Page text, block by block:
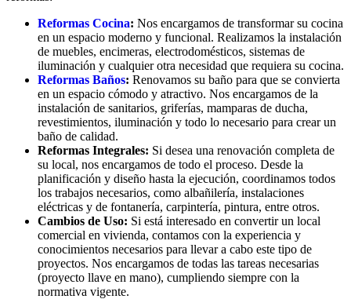
Reformas Cocina: Nos encargamos de transformar su cocina
en un espacio moderno y funcional. Realizamos la instalación
de muebles, encimeras, electrodomésticos, sistemas de
iluminación y cualquier otra necesidad que requiera su cocina.
Reformas Baños: Renovamos su baño para que se convierta
en un espacio cómodo y atractivo. Nos encargamos de la
instalación de sanitarios, griferías, mamparas de ducha,
revestimientos, iluminación y todo lo necesario para crear un
baño de calidad.
Reformas Integrales: Si desea una renovación completa de
su local, nos encargamos de todo el proceso. Desde la
planificación y diseño hasta la ejecución, coordinamos todos
los trabajos necesarios, como albañilería, instalaciones
eléctricas y de fontanería, carpintería, pintura, entre otros.
Cambios de Uso: Si está interesado en convertir un local
comercial en vivienda, contamos con la experiencia y
conocimientos necesarios para llevar a cabo este tipo de
proyectos. Nos encargamos de todas las tareas necesarias
(proyecto llave en mano), cumpliendo siempre con la
normativa vigente.